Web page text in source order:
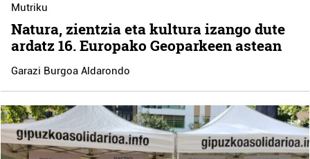
Mutriku
Natura, zientzia eta kultura izango dute
ardatz 16. Europako Geoparkeen astean
Garazi Burgoa Aldarondo